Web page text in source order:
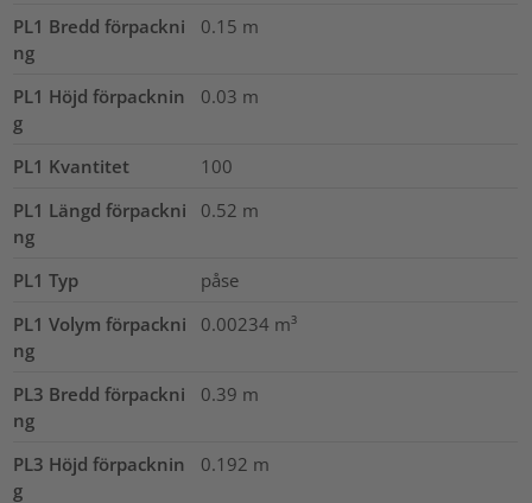
PL1 Bredd förpackni
ng
0.15 m
PL1 Höjd förpacknin
g
0.03 m
PL1 Kvantitet
100
PL1 Längd förpackni
ng
0.52 m
PL1 Typ
påse
PL1 Volym förpackni
ng
0.00234 m³
PL3 Bredd förpackni
ng
0.39 m
PL3 Höjd förpacknin
g
0.192 m